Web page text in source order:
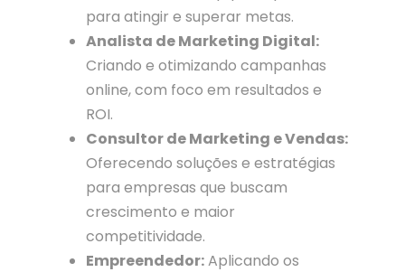
para atingir e superar metas.
Analista de Marketing Digital:
Criando e otimizando campanhas
online, com foco em resultados e
ROI.
Consultor de Marketing e Vendas:
Oferecendo soluções e estratégias
para empresas que buscam
crescimento e maior
competitividade.
Empreendedor:Aplicando os